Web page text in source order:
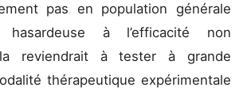
pas en population générale
à l’efficacité non
reviendrait à tester à grande
thérapeutique expérimentale